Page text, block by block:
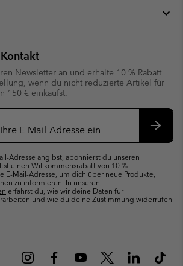
Newsletter an und erhalte 10 % Rabatt
wenn du nicht reduzierte Artikel für
150 € einkaufst.
Adresse angibst, abonnierst du unseren
einen Willkommensrabatt von 10 %.
E-Mail-Adresse, um dich über neue Produkte,
zu informieren. In unseren
erfährst du, wie wir deine Daten für
und wie du deine Zustimmung widerrufen